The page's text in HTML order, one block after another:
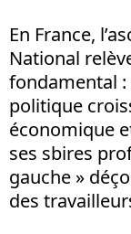
En France,
National
fondamental :
politique
économique
ses sbires
gauche »
des